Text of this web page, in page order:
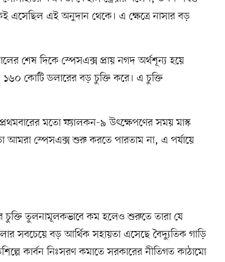
এসেছিল এই অনুদান থেকে। এ ক্ষেত্রে নাসার বড়
শেষ দিকে স্পেসএক্স প্রায় নগদ অর্থশূন্য হয়ে
১৬০ কোটি ডলারের বড় চুক্তি করে। এ চুক্তি
মতো ফ্যালকন-৯ উৎক্ষেপণের সময় মাস্ক
আমরা স্পেসএক্স শুরু করতে পারতাম না, এ পর্যায়ে
চুক্তি তুলনামূলকভাবে কম হলেও শুরুতে তারা যে
সবচেয়ে বড় আর্থিক সহায়তা এসেছে বৈদ্যুতিক গাড়ি
কার্বন নিঃসরণ কমাতে সরকারের নীতিগত কাঠামো